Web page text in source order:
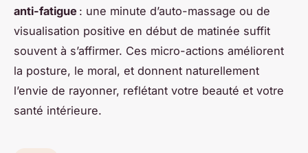
anti-fatigue : une minute d’auto-massage ou de
visualisation positive en début de matinée suffit
souvent à s’affirmer. Ces micro-actions améliorent
la posture, le moral, et donnent naturellement
l’envie de rayonner, reflétant votre beauté et votre
santé intérieure.